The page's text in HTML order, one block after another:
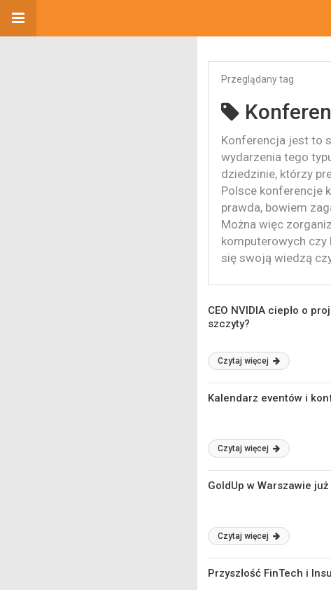
Przeglądany tag
Konferencja jest to
wydarzenia tego
dziedzinie, którzy
Polsce konferencje
prawda, bowiem
Można więc
komputerowych czy
się swoją wiedzą
CEO NVIDIA ciepło o
szczyty?
Czytaj więcej
Kalendarz eventów i
Czytaj więcej
GoldUp w Warszawie
Czytaj więcej
Przyszłość FinTech i